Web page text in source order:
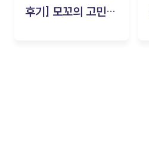
후기] 모꼬의 고민세